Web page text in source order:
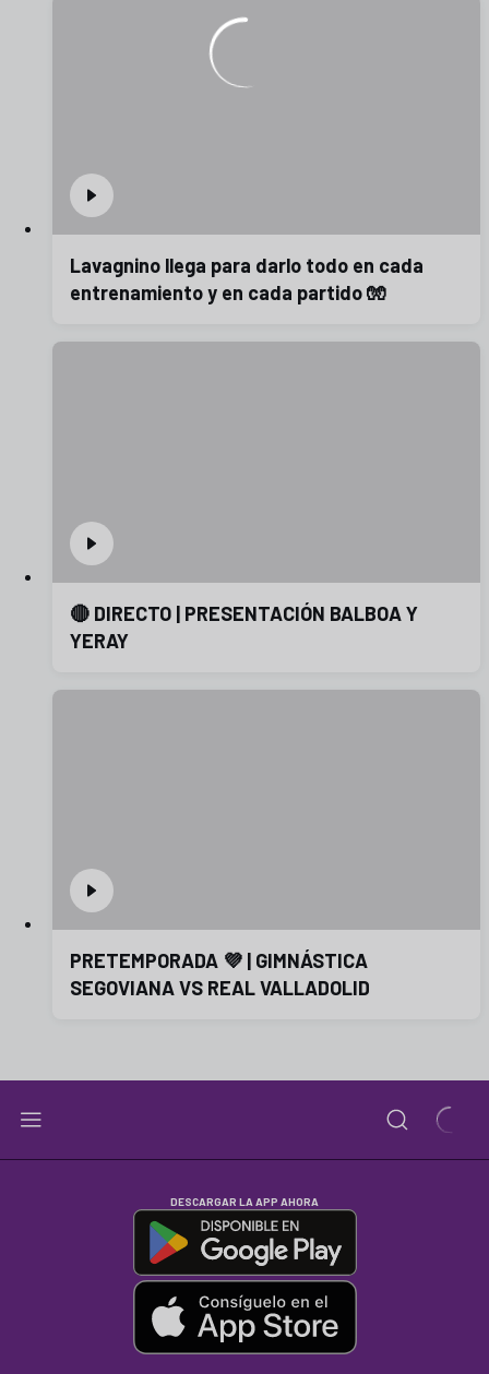
Lavagnino llega para darlo todo en cada
entrenamiento y en cada partido 🧤
🔴 DIRECTO | PRESENTACIÓN BALBOA Y
YERAY
PRETEMPORADA 💜 | GIMNÁSTICA
SEGOVIANA VS REAL VALLADOLID
DESCARGAR LA APP AHORA